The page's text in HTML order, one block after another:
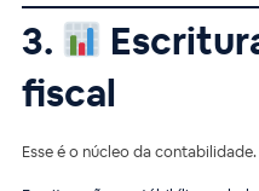
3.
fiscal
Esse é o núcleo da